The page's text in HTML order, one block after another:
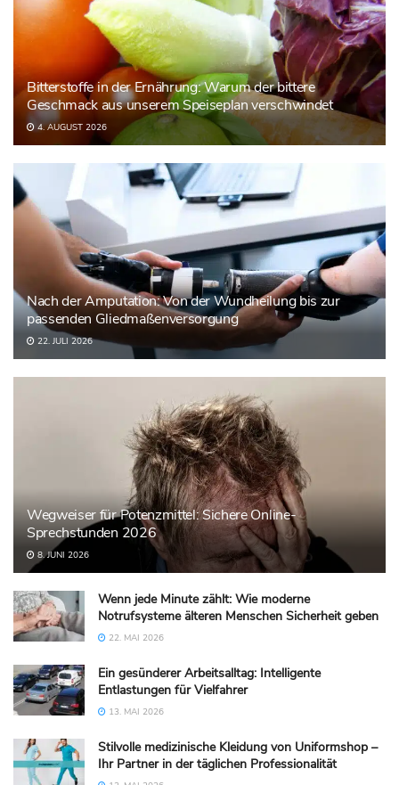
Bitterstoffe in der Ernährung: Warum der bittere
Geschmack aus unserem Speiseplan verschwindet
4. AUGUST 2026
Nach der Amputation: Von der Wundheilung bis zur
passenden Gliedmaßenversorgung
22. JULI 2026
Wegweiser für Potenzmittel: Sichere Online-
Sprechstunden 2026
8. JUNI 2026
Wenn jede Minute zählt: Wie moderne
Notrufsysteme älteren Menschen Sicherheit geben
22. MAI 2026
Ein gesünderer Arbeitsalltag: Intelligente
Entlastungen für Vielfahrer
13. MAI 2026
Stilvolle medizinische Kleidung von Uniformshop –
Ihr Partner in der täglichen Professionalität